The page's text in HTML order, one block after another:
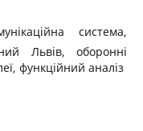
система,
Львів, оборонні
функційний аналіз